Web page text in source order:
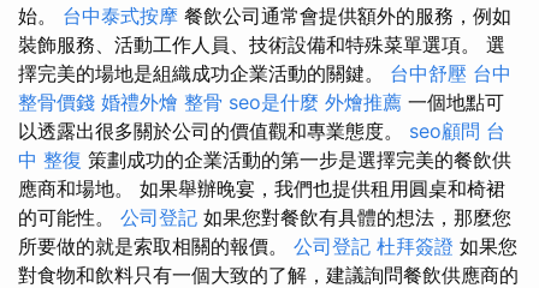
始。 台中泰式按摩 餐飲公司通常會提供額外的服務，例如
裝飾服務、活動工作人員、技術設備和特殊菜單選項。 選
擇完美的場地是組織成功企業活動的關鍵。 台中舒壓 台中
整骨價錢 婚禮外燴 整骨 seo是什麼 外燴推薦 一個地點可
以透露出很多關於公司的價值觀和專業態度。 seo顧問 台
中 整復 策劃成功的企業活動的第一步是選擇完美的餐飲供
應商和場地。 如果舉辦晚宴，我們也提供租用圓桌和椅裙
的可能性。 公司登記 如果您對餐飲有具體的想法，那麼您
所要做的就是索取相關的報價。 公司登記 杜拜簽證 如果您
對食物和飲料只有一個大致的了解，建議詢問餐飲供應商的